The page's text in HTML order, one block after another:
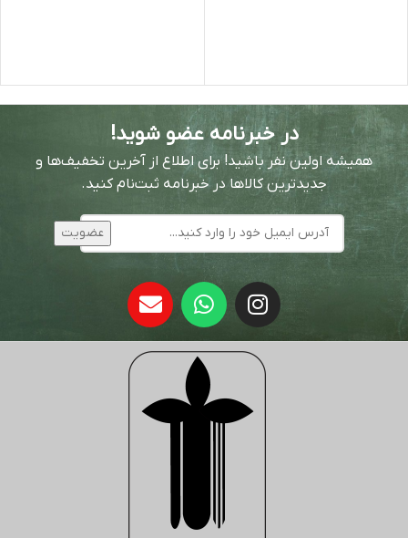
در خبرنامه عضو شوید!
همیشه اولین نفر باشید! برای اطلاع از آخرین تخفیف‌ها و
جدیدترین کالاها در خبرنامه ثبت‌نام کنید.